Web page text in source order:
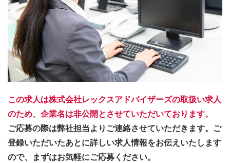
この求人は株式会社レックスアドバイザーズの取扱い求人
のため、企業名は非公開とさせていただいております。
ご応募の際は弊社担当よりご連絡させていただきます。ご
登録いただいたあとに詳しい求人情報をお伝えいたします
ので、まずはお気軽にご応募ください。